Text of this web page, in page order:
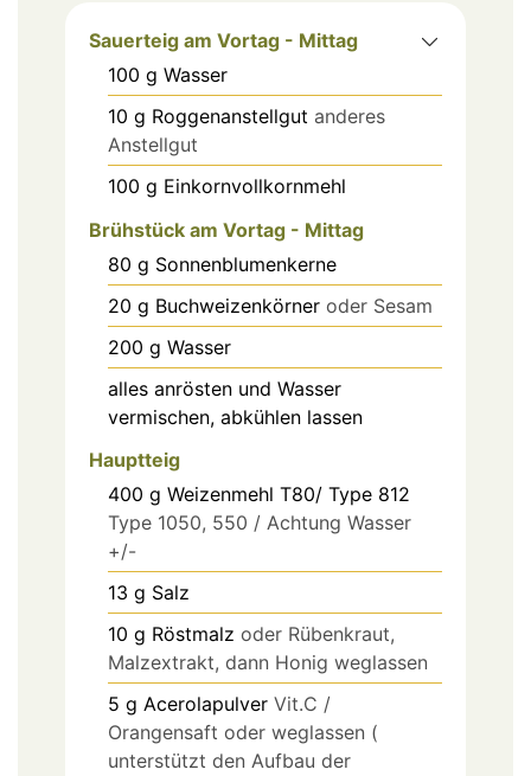
Sauerteig am Vortag - Mittag
100 g Wasser
10 g Roggenanstellgut anderes
Anstellgut
100 g Einkornvollkornmehl
Brühstück am Vortag - Mittag
80 g Sonnenblumenkerne
20 g Buchweizenkörner oder Sesam
200 g Wasser
alles anrösten und Wasser
vermischen, abkühlen lassen
Hauptteig
400 g Weizenmehl T80/ Type 812
Type 1050, 550 / Achtung Wasser
+/-
13 g Salz
10 g Röstmalz oder Rübenkraut,
Malzextrakt, dann Honig weglassen
5 g Acerolapulver Vit.C /
Orangensaft oder weglassen (
unterstützt den Aufbau der